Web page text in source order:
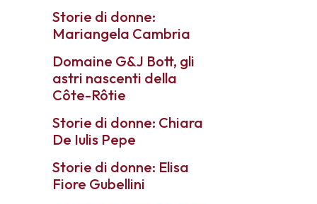
Storie di donne:
Mariangela Cambria
Domaine G&J Bott, gli
astri nascenti della
Côte-Rôtie
Storie di donne: Chiara
De Iulis Pepe
Storie di donne: Elisa
Fiore Gubellini